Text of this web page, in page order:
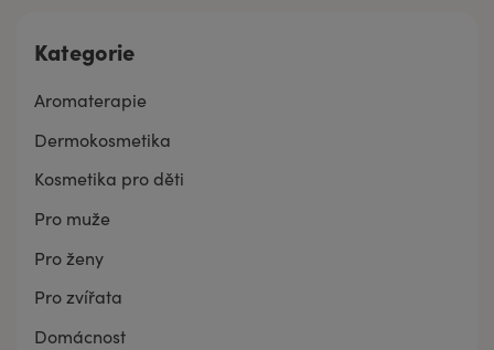
Kategorie
Aromaterapie
Dermokosmetika
Kosmetika pro děti
Pro muže
Pro ženy
Pro zvířata
Domácnost